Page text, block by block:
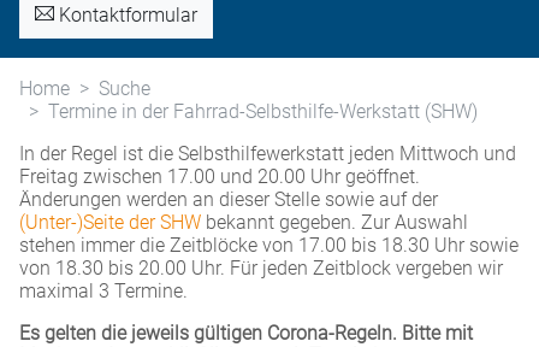
Kontaktformular
Home
Suche
Termine in der Fahrrad-Selbsthilfe-Werkstatt (SHW)
In der Regel ist die Selbsthilfewerkstatt jeden Mittwoch und
Freitag zwischen 17.00 und 20.00 Uhr geöffnet.
Änderungen werden an dieser Stelle sowie auf der
(Unter-)Seite der SHW bekannt gegeben. Zur Auswahl
stehen immer die Zeitblöcke von 17.00 bis 18.30 Uhr sowie
von 18.30 bis 20.00 Uhr. Für jeden Zeitblock vergeben wir
maximal 3 Termine.
Es gelten die jeweils gültigen Corona-Regeln. Bitte mit